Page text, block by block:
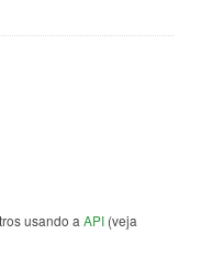
usando a API (veja